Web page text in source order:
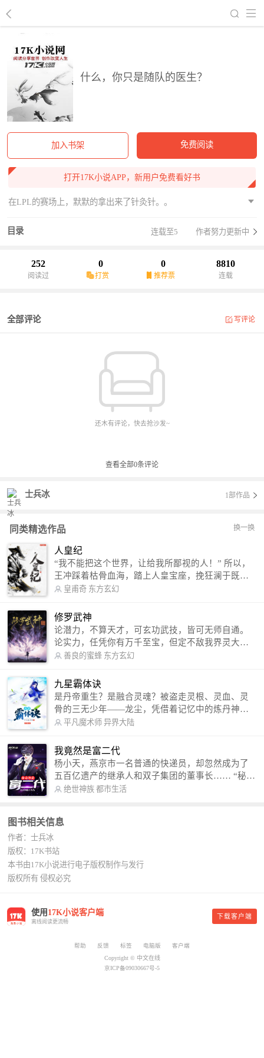
什么，你只是随队的医生？
加入书架 免费阅读
打开17K小说APP，新用户免费看好书
在LPL的赛场上，默默的拿出来了针灸针。。
目录 连载至5 作者努力更新中
252
阅读过
0
打赏
0
推荐票
8810
连载
全部评论 写评论
还木有评论，快去抢沙发~
查看全部0条评论
士兵冰 1部作品
同类精选作品 换一换
人皇纪
“我不能把这个世界，让给我所鄙视的人！” 所以，
王冲踩着枯骨血海，踏上人皇宝座，挽狂澜于既
倒，扶大厦之将倾，成就了一段无上的传说！ 微信
微博：皇甫奇（地址：http://weibo.com/u/25284575
87） QQ交流群：320238210【普通群】 574501330
【VIP订阅群】 欢迎大家关注。
皇甫奇 东方玄幻
修罗武神
论潜力，不算天才，可玄功武技，皆可无师自通。
论实力，任凭你有万千至宝，但定不敌我界灵大
军。 我是谁？天下众生视我为修罗，却不知，我以
信公众号：善良的蜜蜂后援会）
善良的蜜蜂 东方玄幻
九星霸体诀
是丹帝重生？是融合灵魂？被盗走灵根、灵血、灵
骨的三无少年——龙尘，凭借着记忆中的炼丹神
术，修行神秘功法九星霸体诀，拨开重重迷雾，解
勾搭各色美女，镇压恶鬼邪神。 江湖传闻：龙
尘一到，地吼天啸。龙尘一出，鬼泣神哭。 本
故事纯属虚构，如有雷同，那就是真事儿，想要对
号入座，抓紧时间进群：487963015 微信公众号：
平凡魔术师,或者搜索：pingfanmoshushi1982,公众
平凡魔术师 异界大陆
我竟然是富二代
杨小天，燕京市一名普通的快递员，却忽然成为了
五百亿遗产的继承人和双子集团的董事长…… “秘
书，给我定制一套百亿富翁的吃喝住行标准！” “好
呢？” “回杨总，开车太堵，已经给你安排了直升
敢想的，没有秘书办不到的。
绝世神族 都市生活
图书相关信息
作者：士兵冰
版权：17K书站
本书由17K小说进行电子版权制作与发行
版权所有 侵权必究
使用 17K小说客户端
离线阅读更流畅
下载客户端
帮助 反馈 标签 电脑版
客户端
Copyright © 中文在线
京ICP备09030667号-5